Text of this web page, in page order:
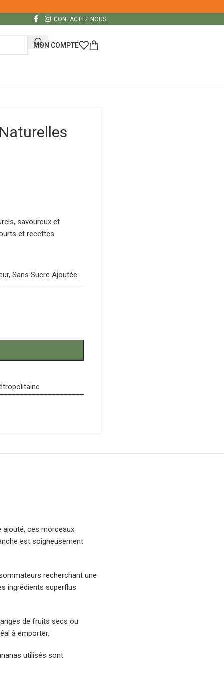
CONTACTEZ NOUS
MON COMPTE
savoureux et
et recettes
,Sans Sucre Ajoutée
ajouté, ces morceaux
est soigneusement
recherchant une
ingrédients superflus
de fruits secs ou
à emporter.
utilisés sont